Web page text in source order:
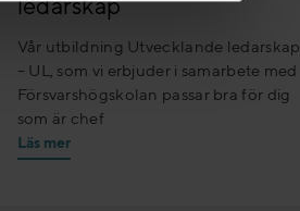
ledarskap
Vår utbildning Utvecklande ledarskap
– UL, som vi erbjuder i samarbete med
Försvarshögskolan passar bra för dig
som är chef
Läs mer